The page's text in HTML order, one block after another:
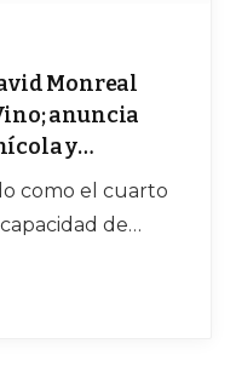
Monreal
anuncia
y
como el cuarto
de